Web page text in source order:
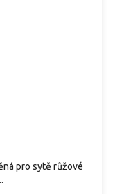
pro sytě růžové